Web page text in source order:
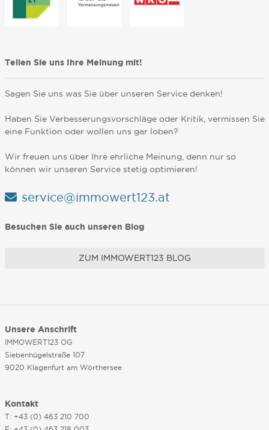
Teilen Sie uns Ihre Meinung mit!
Sagen Sie uns was Sie über unseren Service denken!
Haben Sie Verbesserungsvorschläge oder Kritik, vermissen Sie
eine Funktion oder wollen uns gar loben?
Wir freuen uns über Ihre ehrliche Meinung, denn nur so
können wir unseren Service stetig optimieren!
service@immowert123.at
Besuchen Sie auch unseren Blog
ZUM IMMOWERT123 BLOG
Unsere Anschrift
IMMOWERT123 OG
Siebenhügelstraße 107
9020 Klagenfurt am Wörthersee
Kontakt
T: +43 (0) 463 210 700